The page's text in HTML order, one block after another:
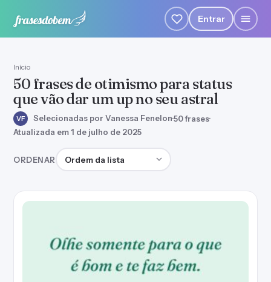
Entrar
Início
50 frases de otimismo para status
que vão dar um up no seu astral
VF Selecionadas por Vanessa Fenelon·50 frases·
Atualizada em 1 de julho de 2025
ORDENAR Ordenar frases